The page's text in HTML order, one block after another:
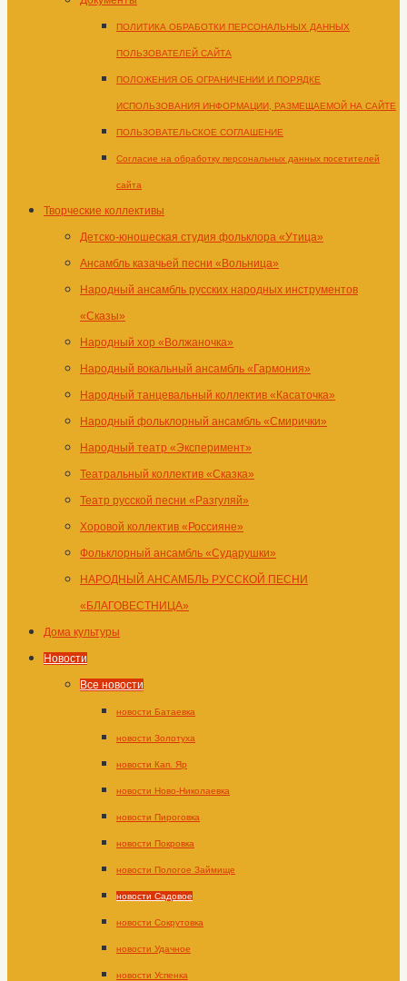
ПОЛИТИКА ОБРАБОТКИ ПЕРСОНАЛЬНЫХ ДАННЫХ
ПОЛЬЗОВАТЕЛЕЙ САЙТА
ПОЛОЖЕНИЯ ОБ ОГРАНИЧЕНИИ И ПОРЯДКЕ
ИСПОЛЬЗОВАНИЯ ИНФОРМАЦИИ, РАЗМЕЩАЕМОЙ НА САЙТЕ
ПОЛЬЗОВАТЕЛЬСКОЕ СОГЛАШЕНИЕ
Согласие на обработку персональных данных посетителей
сайта
Творческие коллективы
Детско-юношеская студия фольклора «Утица»
Ансамбль казачьей песни «Вольница»
Народный ансамбль русских народных инструментов
«Сказы»
Народный хор «Волжаночка»
Народный вокальный ансамбль «Гармония»
Народный танцевальный коллектив «Касаточка»
Народный фольклорный ансамбль «Смирички»
Народный театр «Эксперимент»
Театральный коллектив «Сказка»
Театр русской песни «Разгуляй»
Хоровой коллектив «Россияне»
Фольклорный ансамбль «Сударушки»
НАРОДНЫЙ АНСАМБЛЬ РУССКОЙ ПЕСНИ
«БЛАГОВЕСТНИЦА»
Дома культуры
Новости
Все новости
новости Батаевка
новости Золотуха
новости Кап. Яр
новости Ново-Николаевка
новости Пироговка
новости Покровка
новости Пологое Займище
новости Садовое
новости Сокрутовка
новости Удачное
новости Успенка